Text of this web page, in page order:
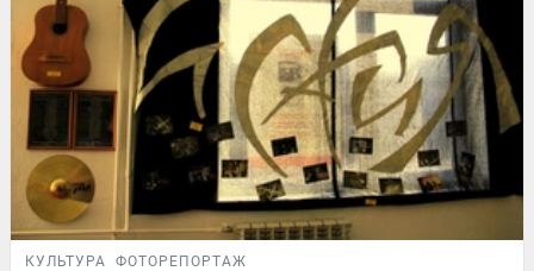
КУЛЬТУРА ФОТОРЕПОРТАЖ